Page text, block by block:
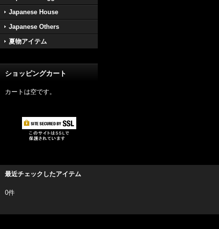
Japanese House
Japanese Others
夏物アイテム
ショッピングカート
カートは空です。
最近チェックしたアイテム
0件